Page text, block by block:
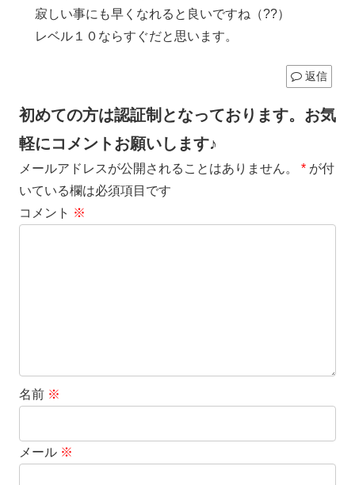
寂しい事にも早くなれると良いですね（??）
レベル１０ならすぐだと思います。
返信
初めての方は認証制となっております。お気
軽にコメントお願いします♪
メールアドレスが公開されることはありません。 * が付
いている欄は必須項目です
コメント ※
名前 ※
メール ※